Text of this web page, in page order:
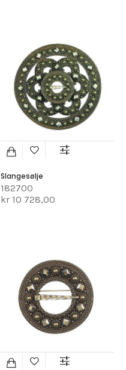
Slangesølje
182700
kr 10 728,00